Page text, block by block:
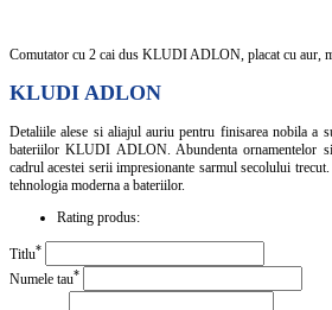
Comutator cu 2 cai dus KLUDI ADLON, placat cu aur,
KLUDI ADLON
Detaliile alese si aliajul auriu pentru finisarea nobila a
bateriilor KLUDI ADLON. Abundenta ornamentelor si
cadrul acestei serii impresionante sarmul secolului
tehnologia moderna a bateriilor.
Rating produs:
Titlu*
Numele tau*